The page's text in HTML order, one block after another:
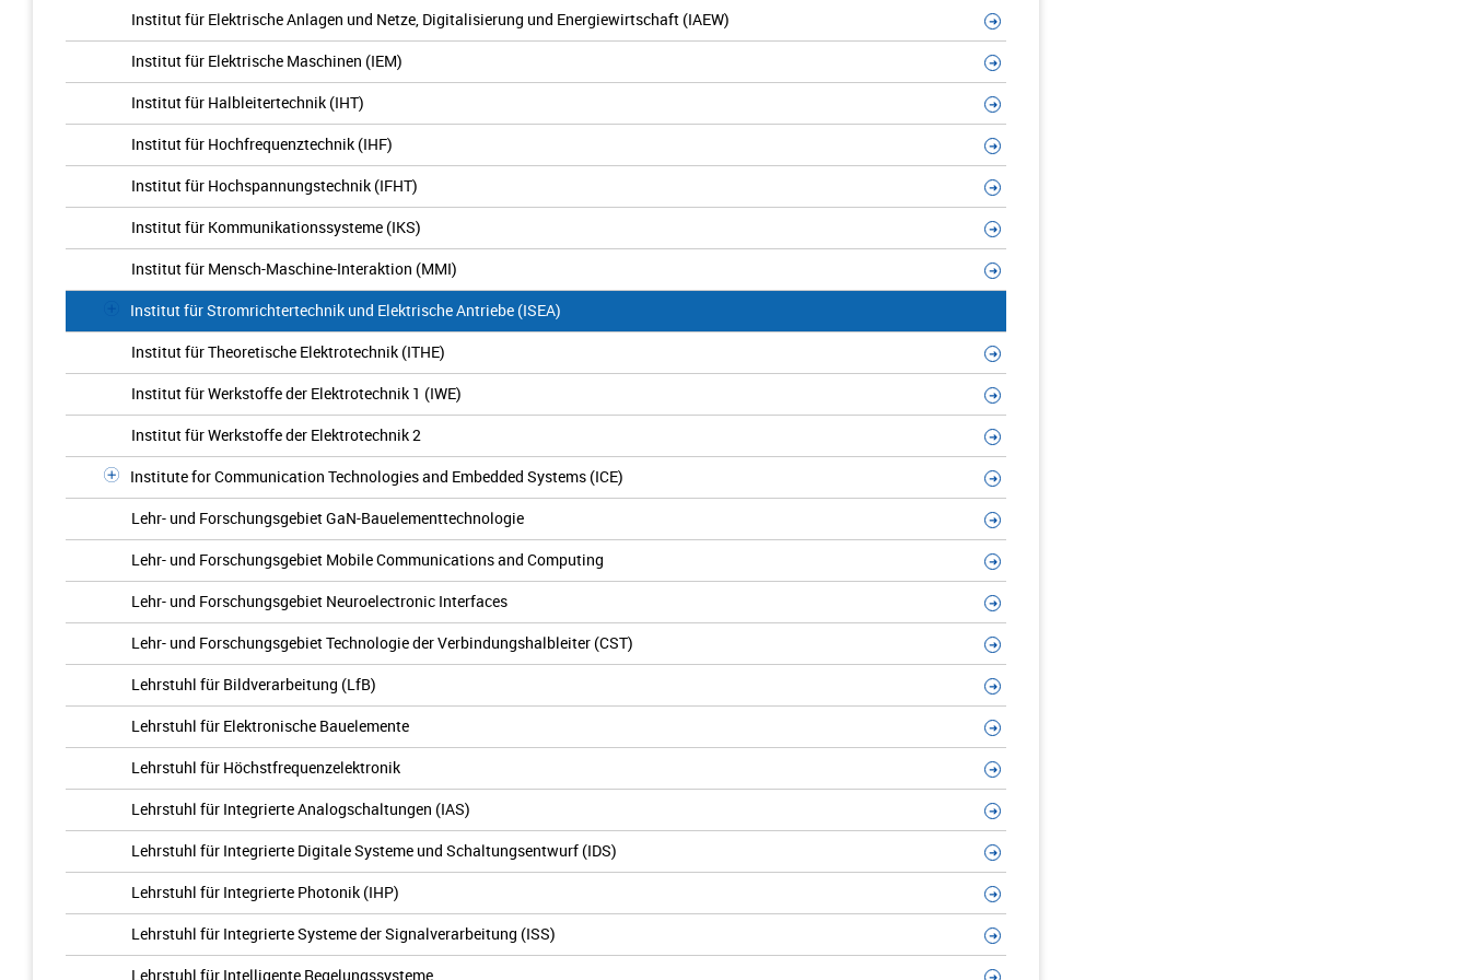
Institut für Elektrische Anlagen und Netze, Digitalisierung und Energiewirtschaft (IAEW)
Institut für Elektrische Maschinen (IEM)
Institut für Halbleitertechnik (IHT)
Institut für Hochfrequenztechnik (IHF)
Institut für Hochspannungstechnik (IFHT)
Institut für Kommunikationssysteme (IKS)
Institut für Mensch-Maschine-Interaktion (MMI)
Institut für Stromrichtertechnik und Elektrische Antriebe (ISEA)
Institut für Theoretische Elektrotechnik (ITHE)
Institut für Werkstoffe der Elektrotechnik 1 (IWE)
Institut für Werkstoffe der Elektrotechnik 2
Institute for Communication Technologies and Embedded Systems (ICE)
Lehr- und Forschungsgebiet GaN-Bauelementtechnologie
Lehr- und Forschungsgebiet Mobile Communications and Computing
Lehr- und Forschungsgebiet Neuroelectronic Interfaces
Lehr- und Forschungsgebiet Technologie der Verbindungshalbleiter (CST)
Lehrstuhl für Bildverarbeitung (LfB)
Lehrstuhl für Elektronische Bauelemente
Lehrstuhl für Höchstfrequenzelektronik
Lehrstuhl für Integrierte Analogschaltungen (IAS)
Lehrstuhl für Integrierte Digitale Systeme und Schaltungsentwurf (IDS)
Lehrstuhl für Integrierte Photonik (IHP)
Lehrstuhl für Integrierte Systeme der Signalverarbeitung (ISS)
Lehrstuhl für Intelligente Regelungssysteme